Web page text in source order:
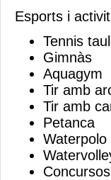
Esports i
Tennis
Gimnàs
Aquagym
Tir amb
Tir amb
Petanca
Waterpolo